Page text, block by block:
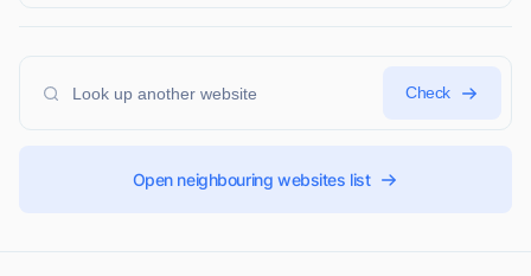
Check
Open neighbouring websites list